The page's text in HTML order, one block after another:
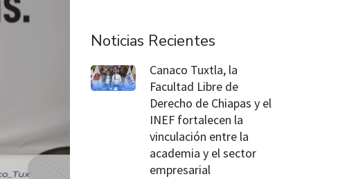
Noticias Recientes
Canaco Tuxtla, la
Facultad Libre de
Derecho de Chiapas y el
INEF fortalecen la
vinculación entre la
academia y el sector
empresarial